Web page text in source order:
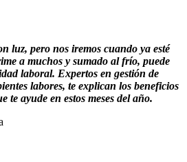
luz, pero nos iremos cuando ya esté
a muchos y sumado al frío, puede
laboral. Expertos en gestión de
labores, te explican los beneficios
ayude en estos meses del año.